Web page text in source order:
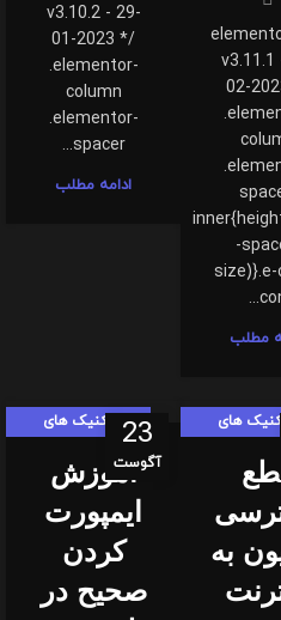
/*!
v3.11.1
02-
-
size)}.e-
مطلب
v3.10.2 - 29-
01-2023 */
.elementor-
column
.elementor-
spacer...
ادامه مطلب
تکنیک های
,شاخص
به
23
آگوست
تکنیک های
آموزش
ایمپورت
کردن
صحیح در